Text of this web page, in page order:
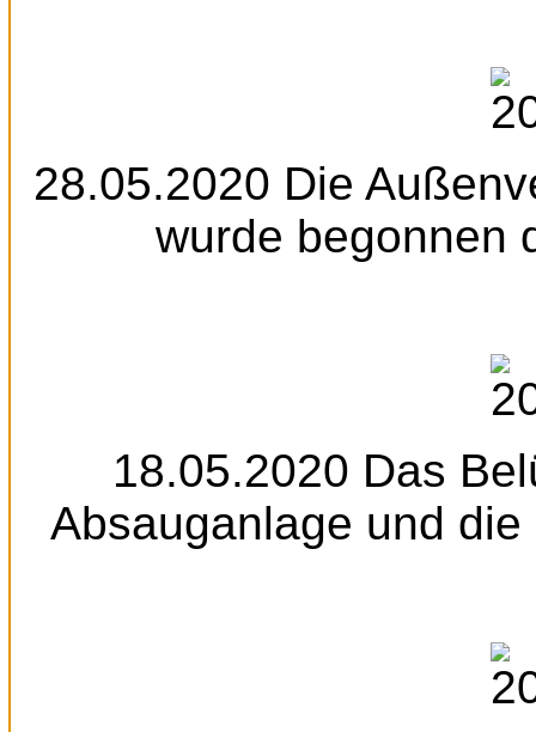
28.05.2020 Die
wurde begonnen
18.05.2020 Das
Absauganlage und